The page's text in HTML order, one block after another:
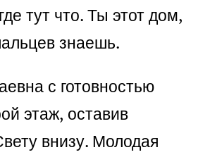
тут что. Ты этот дом,
знаешь.
с готовностью
этаж, оставив
внизу. Молодая